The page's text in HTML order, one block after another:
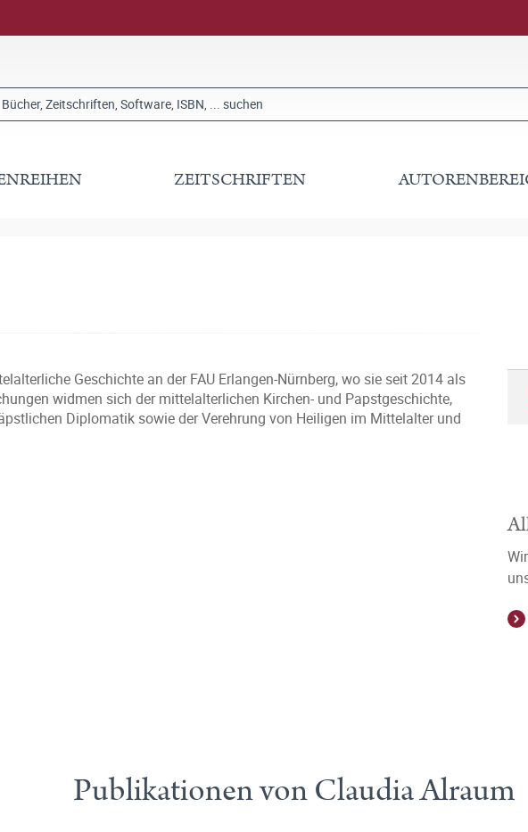
ZEITSCHRIFTEN
Geschichte an der FAU Erlangen-Nürnberg, wo sie seit 2014 als
widmen sich der mittelalterlichen Kirchen- und Papstgeschichte,
Diplomatik sowie der Verehrung von Heiligen im Mittelalter und
Publikationen von Claudia Alraum